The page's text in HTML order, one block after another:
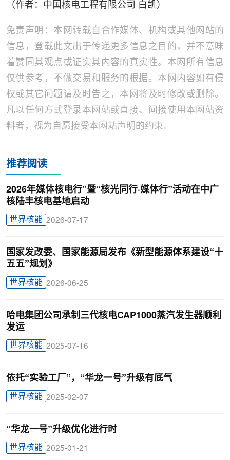
（作者：中国核电工程有限公司 白凯）
免责声明：本网转载自合作媒体、机构或其他网站的
信息，登载此文出于传递更多信息之目的，并不意味
着赞同其观点或证实其内容的真实性。本网所有信息
仅供参考，不做交易和服务的根据。本网内容如有侵
权或其它问题请及时告之，本网将及时修改或删除。
凡以任何方式登录本网站或直接、间接使用本网站资
料者，视为自愿接受本网站声明的约束。
推荐阅读
2026年媒体核电行”暨“核光同行·媒体行”活动在中广
核陆丰核电基地启动
世界核能 2026-07-17
国家发改委、国家能源局发布《新型能源体系建设“十
五五”规划》
世界核能 2026-06-25
哈电集团公司承制三代核电CAP1000蒸汽发生器顺利
发运
世界核能 2025-07-16
依托“实验工厂”，“华龙一号”升级有底气
世界核能 2025-02-07
“华龙一号”升级优化进行时
世界核能 2025-01-21